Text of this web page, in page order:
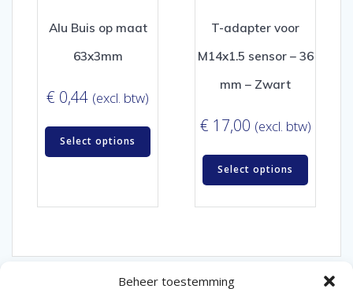
Beheer toestemming
Alu Buis op maat
63x3mm
€ 0,44 (excl. btw)
Select options
T-adapter voor
M14x1.5 sensor – 36
mm – Zwart
€ 17,00 (excl. btw)
Select options